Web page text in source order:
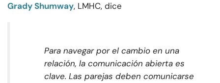
Grady Shumway, LMHC, dice
Para navegar por el cambio en una
relación, la comunicación abierta es
clave. Las parejas deben comunicarse